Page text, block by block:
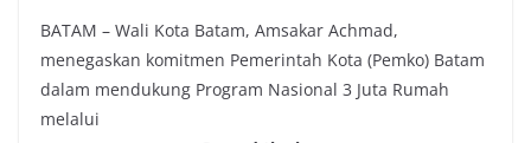
BATAM – Wali Kota Batam, Amsakar Achmad,
menegaskan komitmen Pemerintah Kota (Pemko) Batam
dalam mendukung Program Nasional 3 Juta Rumah
melalui